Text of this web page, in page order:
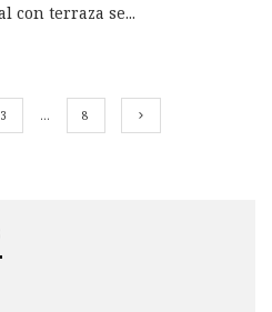
con terraza se...
3 … 8